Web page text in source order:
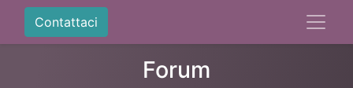
Contattaci
Forum